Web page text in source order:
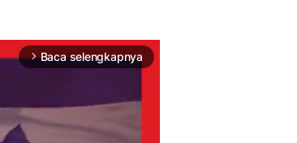
arrow_forward_ios Baca selengkapnya